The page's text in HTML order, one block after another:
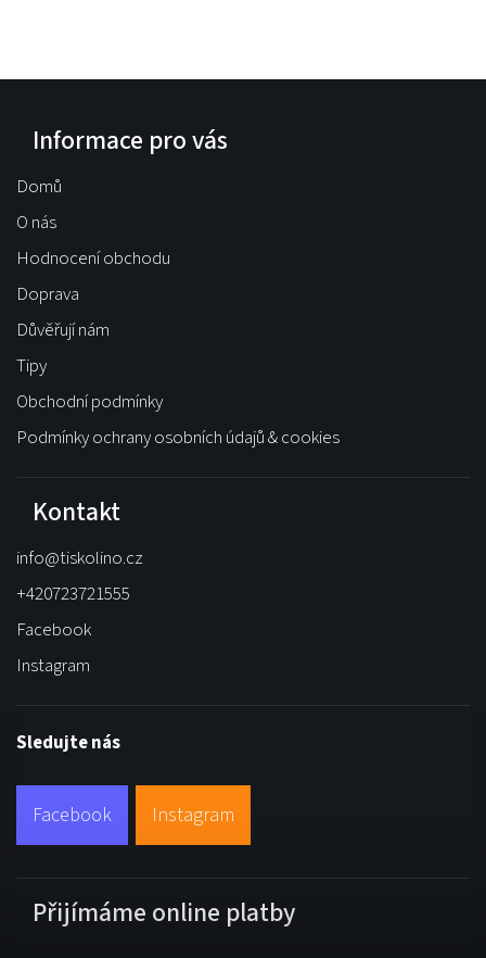
Informace pro vás
Domů
O nás
Hodnocení obchodu
Doprava
Důvěřují nám
Tipy
Obchodní podmínky
Podmínky ochrany osobních údajů & cookies
Kontakt
info@tiskolino.cz
+420723721555
Facebook
Instagram
Sledujte nás
Facebook Instagram
Přijímáme online platby